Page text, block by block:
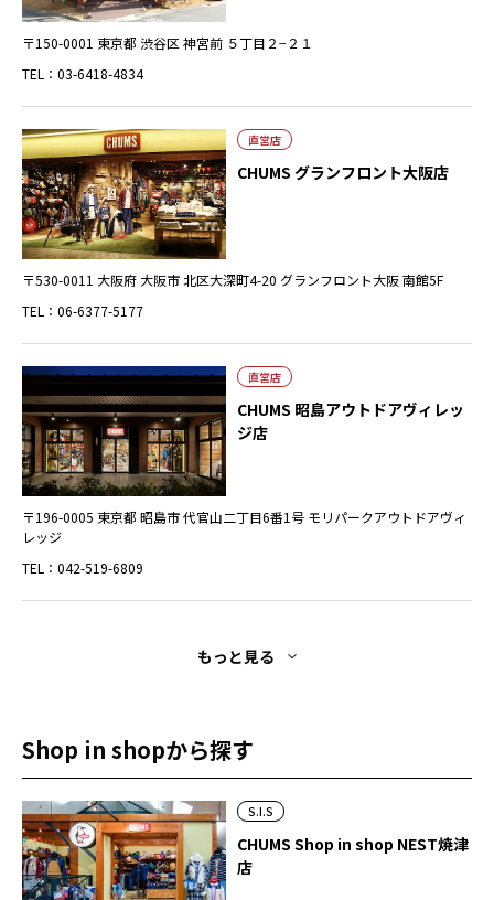
〒150-0001 東京都 渋谷区 神宮前 ５丁目２−２１
TEL：03-6418-4834
直営店
CHUMS グランフロント大阪店
〒530-0011 大阪府 大阪市 北区大深町4-20 グランフロント大阪 南館5F
TEL：06-6377-5177
直営店
CHUMS 昭島アウトドアヴィレッ
ジ店
〒196-0005 東京都 昭島市 代官山二丁目6番1号 モリパークアウトドアヴィ
レッジ
TEL：042-519-6809
もっと見る
Shop in shopから探す
S.I.S
CHUMS Shop in shop NEST焼津
店